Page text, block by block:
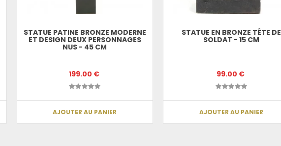
STATUE PATINE BRONZE MODERNE
ET DESIGN DEUX PERSONNAGES
NUS - 45 CM
199.00 €
AJOUTER AU PANIER
STATUE EN BRONZE TÊTE DE
SOLDAT - 15 CM
99.00 €
AJOUTER AU PANIER